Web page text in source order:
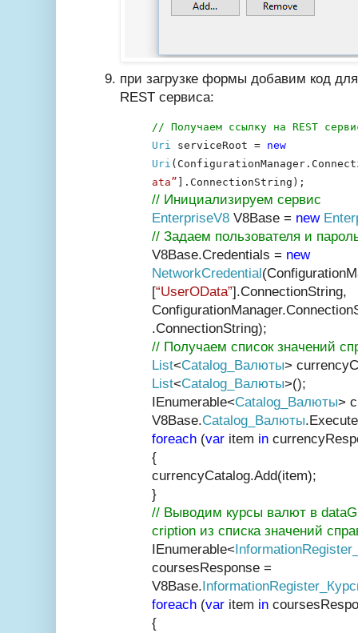
при загрузке формы добавим код
REST сервиса:
// Получаем ссылку на REST
Uri serviceRoot = new
Uri
ata” ].ConnectionString);
// Инициализируем сервис
EnterpriseV8 V8Base = new
// Задаем пользователя и
V8Base.Credentials = new
NetworkCredential
[“UserOData”].ConnectionString,
.ConnectionString);
// Получаем список значений
List<Catalog_Валюты>
List<Catalog_Валюты>();
IEnumerable<Catalog_Валюты>
V8Base.Catalog_Валюты
foreach (var item in
{
currencyCatalog.Add(item);
}
// Выводим курсы валют в
cription из списка значений
IEnumerable<
coursesResponse =
V8Base.
foreach (var item in
{